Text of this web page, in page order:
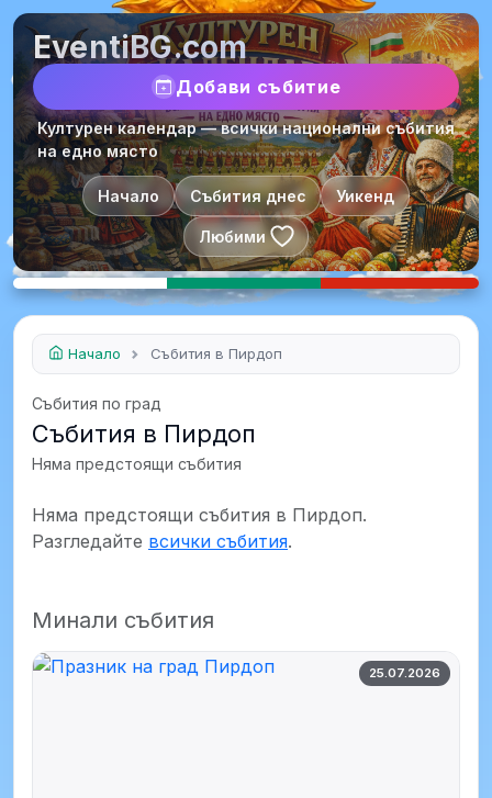
EventiBG.com
Добави събитие
Културен календар — всички национални събития
на едно място
Начало Събития днес Уикенд
Любими
Начало Събития в Пирдоп
Събития по град
Събития в Пирдоп
Няма предстоящи събития
Няма предстоящи събития в Пирдоп.
Разгледайте всички събития.
Минали събития
25.07.2026